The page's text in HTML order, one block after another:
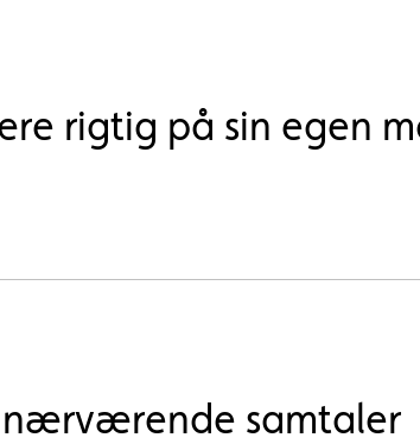
rigtig på sin egen
nærværende samtaler